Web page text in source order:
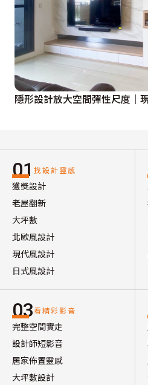
隱形設計放大空間彈性尺度│
01 找設計靈感
獲獎設計
老屋翻新
大坪數
北歐風設計
現代風設計
日式風設計
03看精彩影音
完整空間實走
設計師短影音
居家佈置靈感
大坪數設計